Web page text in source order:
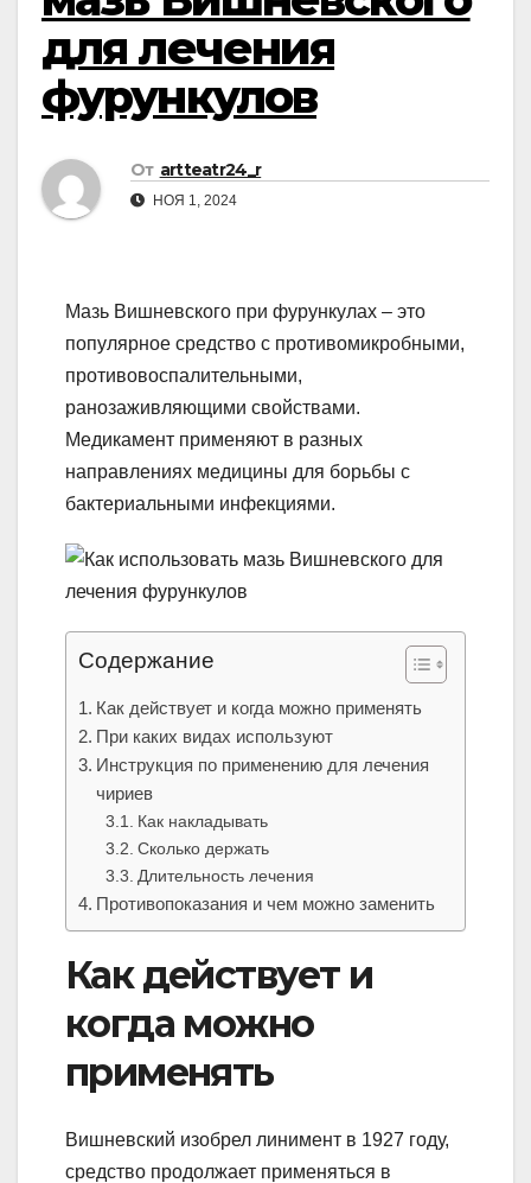
для лечения
фурункулов
От artteatr24_r
НОЯ 1, 2024
Мазь Вишневского при фурункулах – это
популярное средство с противомикробными,
противовоспалительными,
ранозаживляющими свойствами.
Медикамент применяют в разных
направлениях медицины для борьбы с
бактериальными инфекциями.
Содержание
Как действует и когда можно применять
При каких видах используют
Инструкция по применению для лечения
чириев
Как накладывать
Сколько держать
Длительность лечения
Противопоказания и чем можно заменить
Как действует и
когда можно
применять
Вишневский изобрел линимент в 1927 году,
средство продолжает применяться в